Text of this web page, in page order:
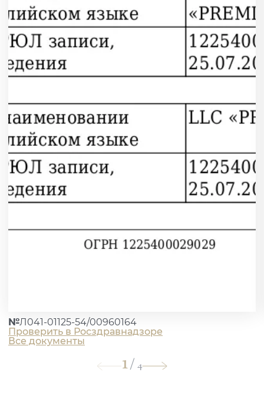
№Л041-01125-54/00960164
Проверить в Росздравнадзоре
Все документы
1/ 4